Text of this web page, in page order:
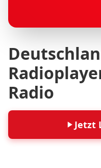
Radio
Jetzt